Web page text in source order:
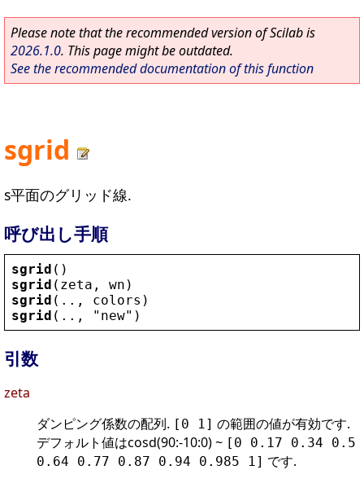
Please note that the recommended version of Scilab is
2026.1.0. This page might be outdated.
See the recommended documentation of this function
sgrid
s平面のグリッド線.
呼び出し手順
sgrid ()
sgrid ( zeta , wn )
sgrid (.., colors )
sgrid (.., " new" )
引数
zeta
ダンピング係数の配列. [0 1] の範囲の値が有効です.
デフォルト値はcosd(90:-10:0) ~ [0 0.17 0.34 0.5
0.64 0.77 0.87 0.94 0.985 1] です.